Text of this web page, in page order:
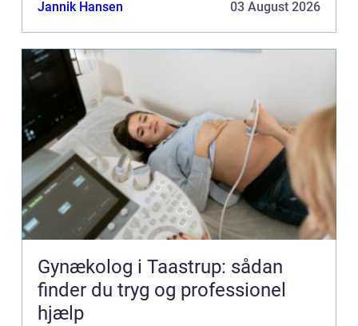
Jannik Hansen 03 August 2026
Gynækolog i Taastrup: sådan
finder du tryg og professionel
hjælp